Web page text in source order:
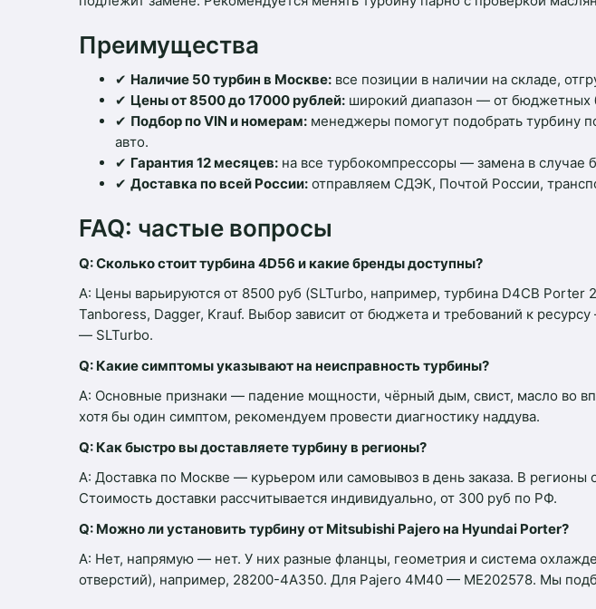
Преимущества
✔ Наличие 50 турбин в Москве: все позиции в наличии на складе,
✔ Цены от 8500 до 17000 рублей: широкий диапазон — от бюджетных
✔ Подбор по VIN и номерам: менеджеры помогут подобрать турбину
авто.
✔ Гарантия 12 месяцев: на все турбокомпрессоры — замена в случае
✔ Доставка по всей России: отправляем СДЭК, Почтой России,
FAQ: частые вопросы
Q: Сколько стоит турбина 4D56 и какие бренды доступны?
A: Цены варьируются от 8500 руб (SLTurbo, например, турбина D4CB
Tanboress, Dagger, Krauf. Выбор зависит от бюджета и требований к
— SLTurbo.
Q: Какие симптомы указывают на неисправность турбины?
A: Основные признаки — падение мощности, чёрный дым, свист, масло во
хотя бы один симптом, рекомендуем провести диагностику наддува.
Q: Как быстро вы доставляете турбину в регионы?
A: Доставка по Москве — курьером или самовывоз в день заказа. В
Стоимость доставки рассчитывается индивидуально, от 300 руб по РФ.
Q: Можно ли установить турбину от Mitsubishi Pajero на Hyundai Porter?
A: Нет, напрямую — нет. У них разные фланцы, геометрия и система
отверстий), например, 28200-4A350. Для Pajero 4M40 — ME202578. Мы